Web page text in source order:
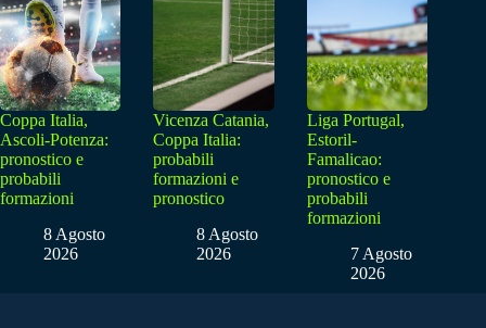
Coppa Italia,
Ascoli-Potenza:
pronostico e
probabili
formazioni
8 Agosto
2026
Vicenza Catania,
Coppa Italia:
probabili
formazioni e
pronostico
8 Agosto
2026
Liga Portugal,
Estoril-
Famalicao:
pronostico e
probabili
formazioni
7 Agosto
2026